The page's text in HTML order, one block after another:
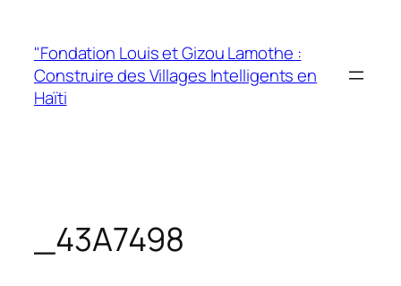
"Fondation Louis et Gizou Lamothe :
Construire des Villages Intelligents en
Haïti
_43A7498